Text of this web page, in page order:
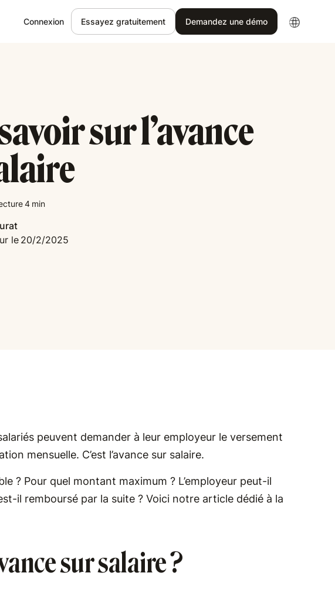
Connexion Essayez gratuitement Demandez une démo
sur l’avance
4 min
le 20/2/2025
peuvent demander à leur employeur le versement
mensuelle. C’est l’avance sur salaire.
? Pour quel montant maximum ? L’employeur peut-il
il remboursé par la suite ? Voici notre article dédié à la
sur salaire ?